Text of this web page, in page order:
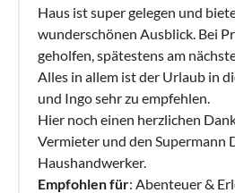
Haus ist super gelegen und
wunderschönen Ausblick. Bei
geholfen, spätestens am
Alles in allem ist der Urlaub in
und Ingo sehr zu empfehlen.
Hier noch einen herzlichen
Vermieter und den Supermann
Haushandwerker.
Empfohlen für: Abenteuer &